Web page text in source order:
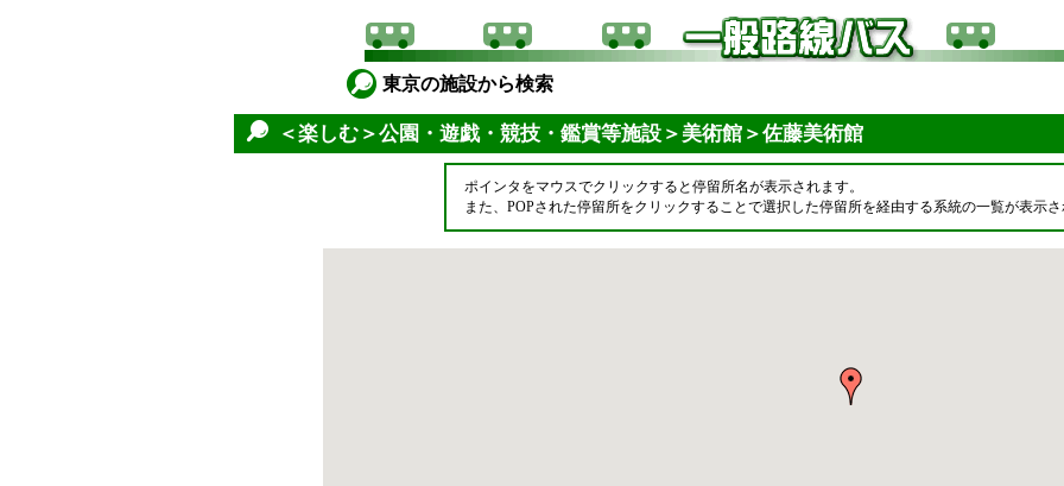
東京の施設から検索
＜楽しむ＞公園・遊戯・競技・鑑賞等施設＞美術館＞佐藤美術館
ポインタをマウスでクリックすると停留所名が表示されます。
また、POPされた停留所をクリックすることで選択した停留所を経由する系統の一覧が表示